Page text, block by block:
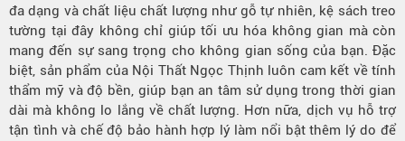
đa dạng và chất liệu chất lượng như gỗ tự nhiên, kệ sách treo
tường tại đây không chỉ giúp tối ưu hóa không gian mà còn
mang đến sự sang trọng cho không gian sống của bạn. Đặc
biệt, sản phẩm của Nội Thất Ngọc Thịnh luôn cam kết về tính
thẩm mỹ và độ bền, giúp bạn an tâm sử dụng trong thời gian
dài mà không lo lắng về chất lượng. Hơn nữa, dịch vụ hỗ trợ
tận tình và chế độ bảo hành hợp lý làm nổi bật thêm lý do để